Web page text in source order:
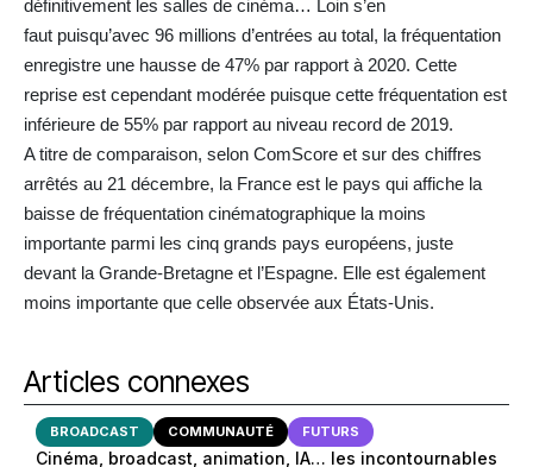
définitivement les salles de cinéma… Loin s’en
faut puisqu’avec 96 millions d’entrées au total, la fréquentation
enregistre une hausse de 47% par rapport à 2020. Cette
reprise est cependant modérée puisque cette fréquentation est
inférieure de 55% par rapport au niveau record de 2019.
A titre de comparaison, selon ComScore et sur des chiffres
arrêtés au 21 décembre, la France est le pays qui affiche la
baisse de fréquentation cinématographique la moins
importante parmi les cinq grands pays européens, juste
devant la Grande-Bretagne et l’Espagne. Elle est également
moins importante que celle observée aux États-Unis.
Articles connexes
BROADCAST COMMUNAUTÉ FUTURS
Cinéma, broadcast, animation, IA… les incontournables